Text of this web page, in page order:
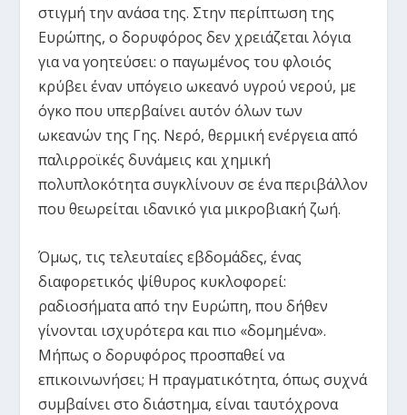
στιγμή την ανάσα της. Στην περίπτωση της
Ευρώπης, ο δορυφόρος δεν χρειάζεται λόγια
για να γοητεύσει: ο παγωμένος του φλοιός
κρύβει έναν υπόγειο ωκεανό υγρού νερού, με
όγκο που υπερβαίνει αυτόν όλων των
ωκεανών της Γης. Νερό, θερμική ενέργεια από
παλιρροϊκές δυνάμεις και χημική
πολυπλοκότητα συγκλίνουν σε ένα περιβάλλον
που θεωρείται ιδανικό για μικροβιακή ζωή.
Όμως, τις τελευταίες εβδομάδες, ένας
διαφορετικός ψίθυρος κυκλοφορεί:
ραδιοσήματα από την Ευρώπη, που δήθεν
γίνονται ισχυρότερα και πιο «δομημένα».
Μήπως ο δορυφόρος προσπαθεί να
επικοινωνήσει; Η πραγματικότητα, όπως συχνά
συμβαίνει στο διάστημα, είναι ταυτόχρονα